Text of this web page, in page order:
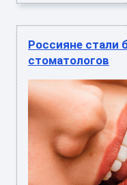
Россияне стали
стоматологов